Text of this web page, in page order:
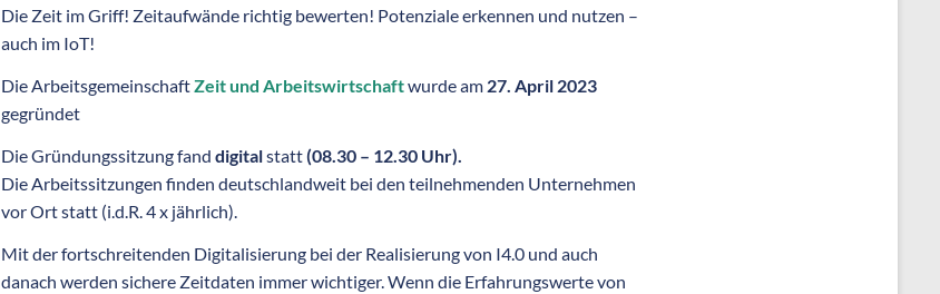
Die Zeit im Griff! Zeitaufwände richtig bewerten! Potenziale erkennen und nutzen –
auch im IoT!
Die ArbeitsgemeinschaftZeit und Arbeitswirtschaftwurde am 27. April 2023
gegründet
Die Gründungssitzung fand digitalstatt(08.30 – 12.30 Uhr).
Die Arbeitssitzungen finden deutschlandweit bei den teilnehmenden Unternehmen
vor Ort statt (i.d.R. 4 x jährlich).
Mit der fortschreitenden Digitalisierung bei der Realisierung von I4.0 und auch
danach werden sichere Zeitdaten immer wichtiger. Wenn die Erfahrungswerte von